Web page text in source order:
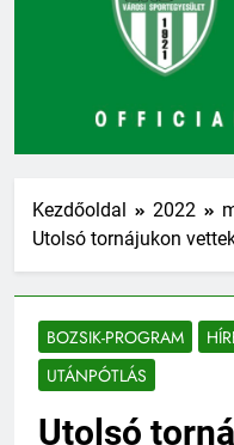
Kezdőoldal 2022
Utolsó tornájukon
BOZSIK-PROGRAM
UTÁNPÓTLÁS
Utolsó